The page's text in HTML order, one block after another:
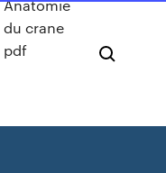
Anatomie
du crane
pdf